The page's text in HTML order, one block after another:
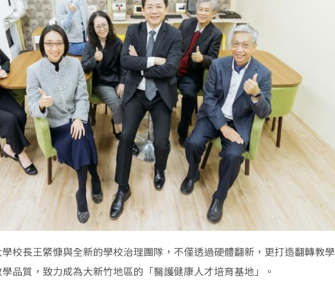
校長王綮慷與全新的學校治理團隊，不僅透過硬體翻新，更打造翻轉教學
品質，致力成為大新竹地區的「醫護健康人才培育基地」。